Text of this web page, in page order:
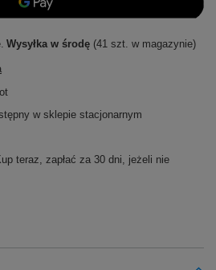
Wysyłka w środę (41 szt. w magazynie)
w sklepie stacjonarnym
teraz, zapłać za 30 dni, jeżeli nie